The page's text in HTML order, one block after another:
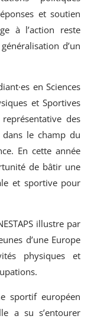
et soutien
à l’action reste
d’un
en Sciences
et Sportives
représentative des
dans le champ du
En cette année
de bâtir une
et sportive pour
illustre par
d’une Europe
physiques et
sportif européen
a su s’entourer